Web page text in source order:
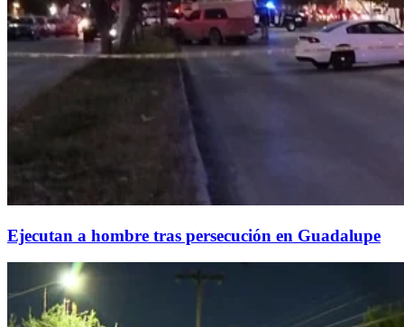
Ejecutan a hombre tras persecución en Guadalupe